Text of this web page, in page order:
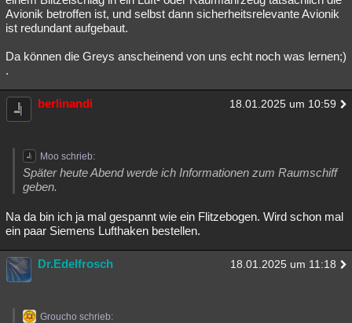
Avionik betroffen ist, und selbst dann sicherheitsrelevante Avionik
ist redundant aufgebaut.
Da können die Greys anscheinend von uns echt noch was lernen;)
.
berlinandi 18.01.2025 um 10:59
Moo schrieb:
Später heute Abend werde ich Informationen zum Raumschiff
geben.
Na da bin ich ja mal gespannt wie ein Flitzebogen. Wird schon mal
ein paar Siemens Lufthaken bestellen.
Dr.Edelfrosch 18.01.2025 um 11:18
Groucho schrieb: